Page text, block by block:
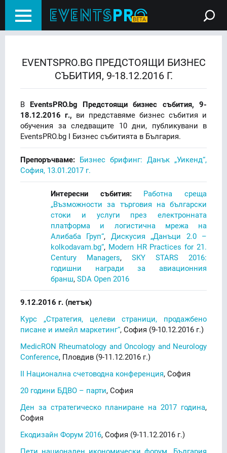
EVENTSPRO.BG ПРЕДСТОЯЩИ БИЗНЕС
СЪБИТИЯ, 9-18.12.2016 Г.
В EventsPRO.bg Предстоящи бизнес събития, 9-
18.12.2016 г., ви представяме бизнес събития и
обучения за следващите 10 дни, публикувани в
EventsPRO.bg I Бизнес събитията в България.
Препоръчваме: Бизнес брифинг: Данък „Уикенд“,
София, 13.01.2017 г.
Интересни събития:
Работна среща
„Възможности за търговия на български
стоки и услуги през електронната
платформа и логистична мрежа на
Алибаба Груп“, Дискусия „Данъци 2.0 –
kolkodavam.bg“, Modern HR Practices for 21.
Century Managers, SKY STARS 2016:
годишни награди за авиационния
бранш, SDA Open 2016
9.12.2016 г. (петък)
Курс „Стратегия, целеви страници, продажбено
писане и имейл маркетинг“, София (9-10.12.2016 г.)
MedicRON Rheumatology and Oncology and Neurology
Conference, Пловдив (9-11.12.2016 г.)
II Национална счетоводна конференция, София
20 години БДВО – парти, София
Ден за стратегическо планиране на 2017 година,
София
Екодизайн Форум 2016, София (9-11.12.2016 г.)
Пети национален икономически форум „България